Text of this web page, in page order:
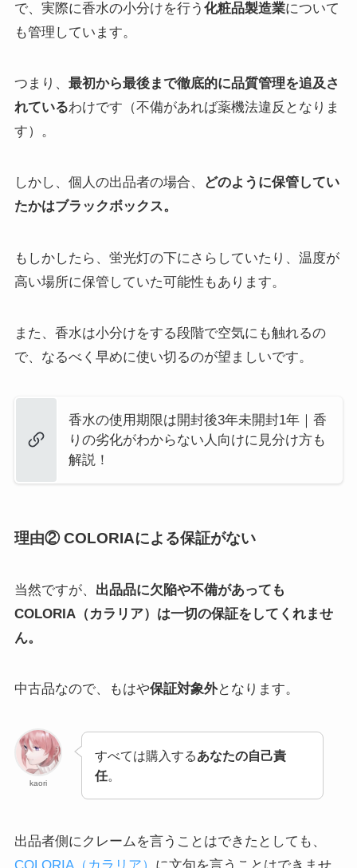
で、実際に香水の小分けを行う 化粧品製造業について
も管理しています。
つまり、 最初から最後まで徹底的に品質管理を追及さ
れているわけです（不備があれば薬機法違反となりま
す）。
しかし、個人の出品者の場合、
どのように保管してい
たかはブラックボックス。
もしかしたら、蛍光灯の下にさらしていたり、温度が
高い場所に保管していた可能性もあります。
また、香水は小分けをする段階で空気にも触れるの
で、なるべく早めに使い切るのが望ましいです。
香水の使用期限は開封後3年未開封1年｜香
りの劣化がわからない人向けに見分け方も
解説！
理由② COLORIAによる保証がない
当然ですが、 出品品に欠陥や不備があっても
COLORIA（カラリア）は一切の保証をしてくれませ
ん。
中古品なので、もはや保証対象外となります。
kaori
すべては購入するあなたの自己責
任。
出品者側にクレームを言うことはできたとしても、